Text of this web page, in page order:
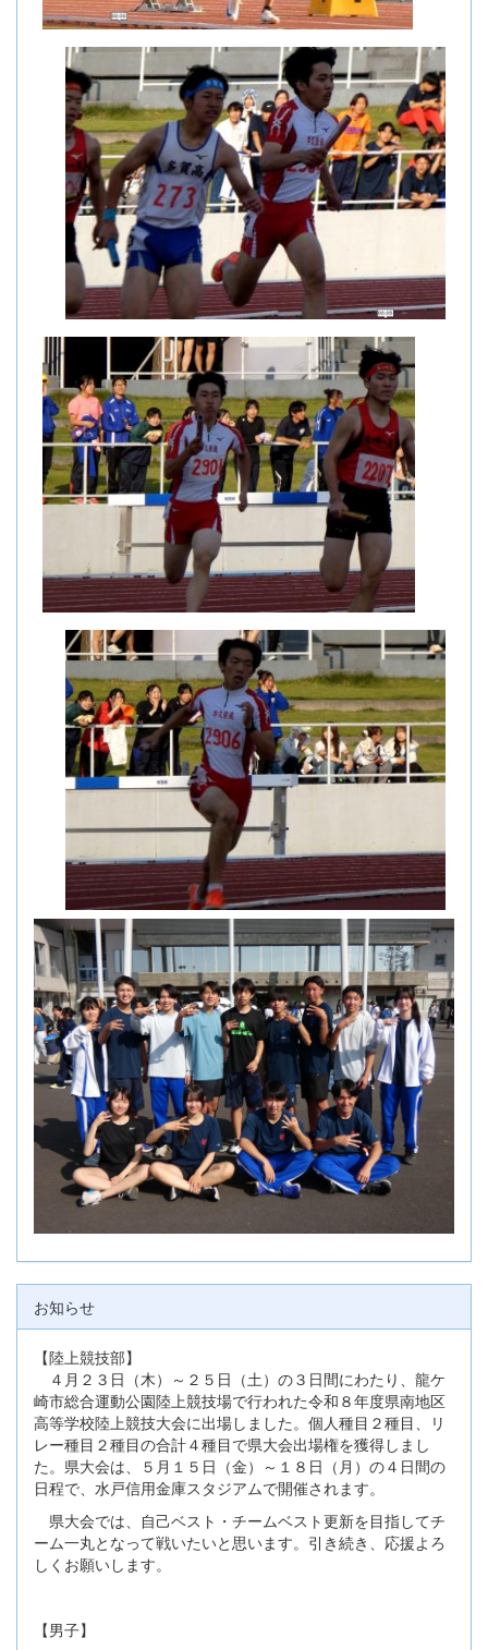
お知らせ
【陸上競技部】
４月２３日（木）～２５日（土）の３日間にわたり、龍ケ
崎市総合運動公園陸上競技場で行われた令和８年度県南地区
高等学校陸上競技大会に出場しました。個人種目２種目、リ
レー種目２種目の合計４種目で県大会出場権を獲得しまし
た。県大会は、５月１５日（金）～１８日（月）の４日間の
日程で、水戸信用金庫スタジアムで開催されます。
県大会では、自己ベスト・チームベスト更新を目指してチ
ーム一丸となって戦いたいと思います。引き続き、応援よろ
しくお願いします。
【男子】